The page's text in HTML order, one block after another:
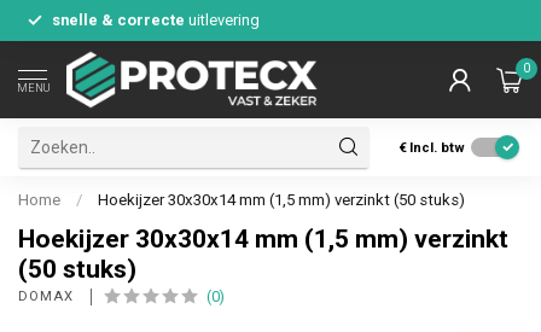
snelle & correcte uitlevering
MENU
0
€ Incl. btw
Home / Hoekijzer 30x30x14 mm (1,5 mm) verzinkt (50 stuks)
Hoekijzer 30x30x14 mm (1,5 mm) verzinkt
(50 stuks)
DOMAX (0)